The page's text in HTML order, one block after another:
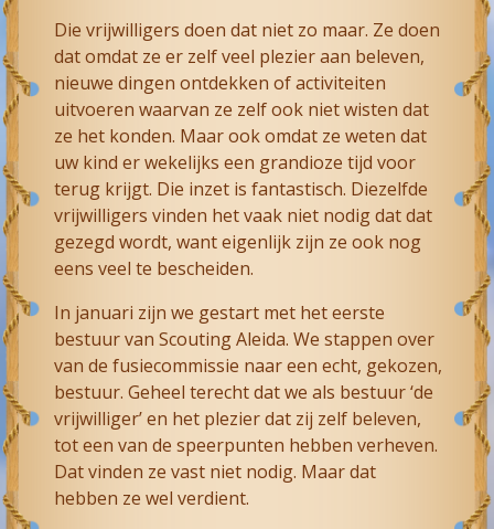
Die vrijwilligers doen dat niet zo maar. Ze doen
dat omdat ze er zelf veel plezier aan beleven,
nieuwe dingen ontdekken of activiteiten
uitvoeren waarvan ze zelf ook niet wisten dat
ze het konden. Maar ook omdat ze weten dat
uw kind er wekelijks een grandioze tijd voor
terug krijgt. Die inzet is fantastisch. Diezelfde
vrijwilligers vinden het vaak niet nodig dat dat
gezegd wordt, want eigenlijk zijn ze ook nog
eens veel te bescheiden.
In januari zijn we gestart met het eerste
bestuur van Scouting Aleida. We stappen over
van de fusiecommissie naar een echt, gekozen,
bestuur. Geheel terecht dat we als bestuur ‘de
vrijwilliger’ en het plezier dat zij zelf beleven,
tot een van de speerpunten hebben verheven.
Dat vinden ze vast niet nodig. Maar dat
hebben ze wel verdient.